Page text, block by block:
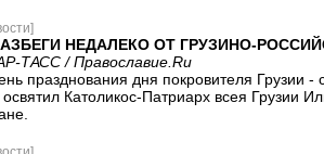
НЕДАЛЕКО ОТ ГРУЗИНО-
ТАСС / Православие.Ru
празднования дня покровителя Грузии -
освятил Католикос-Патриарх всея Грузии